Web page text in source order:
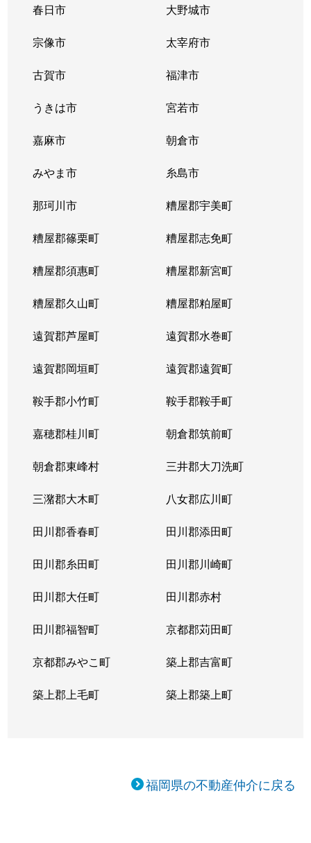
春日市 大野城市
宗像市 太宰府市
古賀市 福津市
うきは市 宮若市
嘉麻市 朝倉市
みやま市 糸島市
那珂川市 糟屋郡宇美町
糟屋郡篠栗町 糟屋郡志免町
糟屋郡須惠町 糟屋郡新宮町
糟屋郡久山町 糟屋郡粕屋町
遠賀郡芦屋町 遠賀郡水巻町
遠賀郡岡垣町 遠賀郡遠賀町
鞍手郡小竹町 鞍手郡鞍手町
嘉穂郡桂川町 朝倉郡筑前町
朝倉郡東峰村 三井郡大刀洗町
三潴郡大木町 八女郡広川町
田川郡香春町 田川郡添田町
田川郡糸田町 田川郡川崎町
田川郡大任町 田川郡赤村
田川郡福智町 京都郡苅田町
京都郡みやこ町 築上郡吉富町
築上郡上毛町 築上郡築上町
福岡県の不動産仲介に戻る